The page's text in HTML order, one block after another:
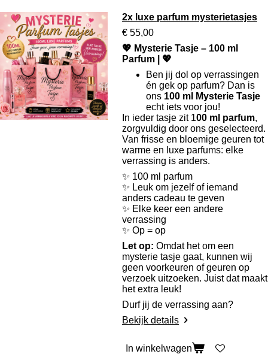
2x luxe parfum mysterietasjes
€ 55,00
💖 Mysterie Tasje – 100 ml
Parfum | 💖
Ben jij dol op verrassingen
én gek op parfum? Dan is
ons 100 ml Mysterie Tasje
echt iets voor jou!
In ieder tasje zit 100 ml parfum,
zorgvuldig door ons geselecteerd.
Van frisse en bloemige geuren tot
warme en luxe parfums: elke
verrassing is anders.
✨ 100 ml parfum
✨ Leuk om jezelf of iemand
anders cadeau te geven
✨ Elke keer een andere
verrassing
✨ Op = op
Let op: Omdat het om een
mysterie tasje gaat, kunnen wij
geen voorkeuren of geuren op
verzoek uitzoeken. Juist dat maakt
het extra leuk!
Durf jij de verrassing aan?
Bekijk details
In winkelwagen